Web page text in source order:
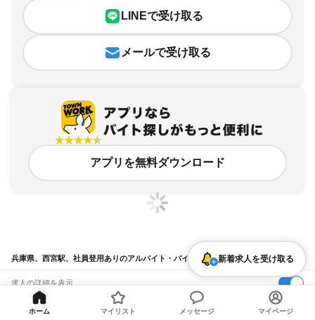
LINEで受け取る
メールで受け取る
アプリを無料ダウンロード
兵庫県、西宮駅、社員登用ありのアルバイト・バイト求人情報
求人の詳細を表示
条件を追加・変更して検索
新着求人を受け取る
ホーム マイリスト メッセージ マイページ